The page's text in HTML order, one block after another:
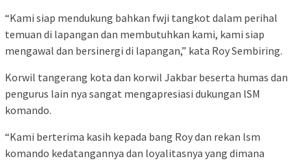
“Kami siap mendukung bahkan fwji tangkot dalam perihal
temuan di lapangan dan membutuhkan kami, kami siap
mengawal dan bersinergi di lapangan,” kata Roy Sembiring.
Korwil tangerang kota dan korwil Jakbar beserta humas dan
pengurus lain nya sangat mengapresiasi dukungan lSM
komando.
“Kami berterima kasih kepada bang Roy dan rekan lsm
komando kedatangannya dan loyalitasnya yang dimana